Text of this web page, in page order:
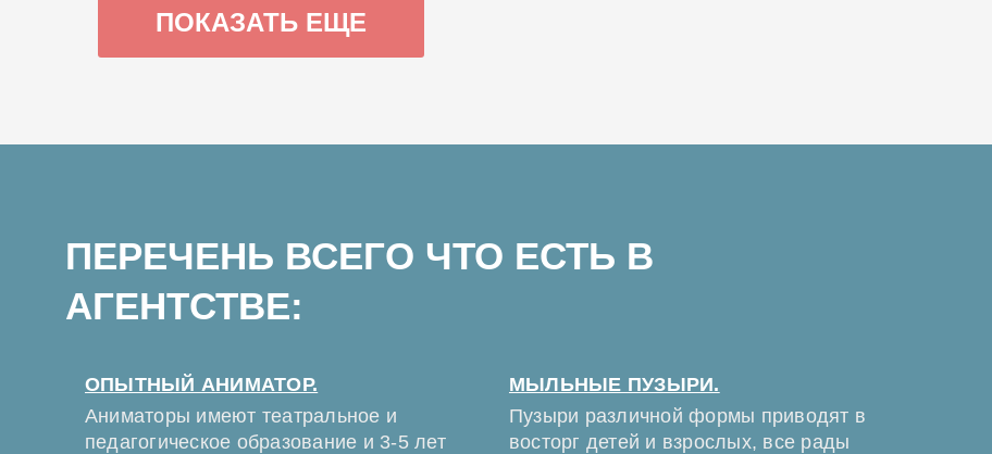
ПОКАЗАТЬ ЕЩЕ
ПЕРЕЧЕНЬ ВСЕГО ЧТО ЕСТЬ В
АГЕНТСТВЕ:
ОПЫТНЫЙ АНИМАТОР.
Аниматоры имеют театральное и
педагогическое образование и 3-5 лет
МЫЛЬНЫЕ ПУЗЫРИ.
Пузыри различной формы приводят в
восторг детей и взрослых, все рады